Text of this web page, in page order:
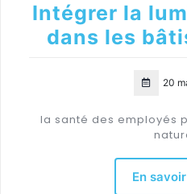
Intégrer la
dans les
20
la santé des employés
En